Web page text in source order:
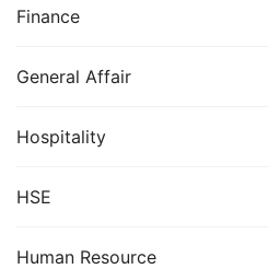
Finance
General Affair
Hospitality
HSE
Human Resource